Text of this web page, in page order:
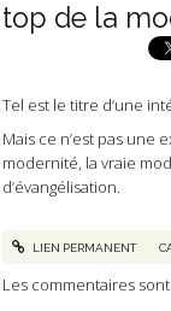
top de la
Tel est le titre d’une
Mais ce n’est pas une
modernité, la vraie
d’évangélisation.
LIEN PERMANENT
Les commentaires